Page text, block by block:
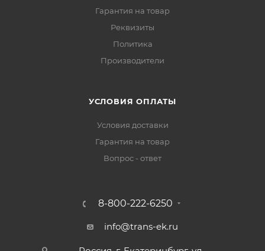
Гарантия на товар
Реквизиты
Политика
Производители
УСЛОВИЯ ОПЛАТЫ
Условия доставки
Гарантия на товар
Вопрос - ответ
8-800-222-6250
info@trans-ek.ru